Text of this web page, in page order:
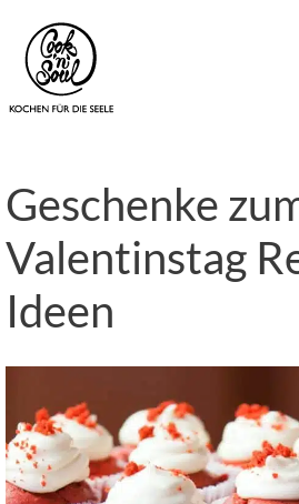
Geschenke
Valentinstag
Ideen